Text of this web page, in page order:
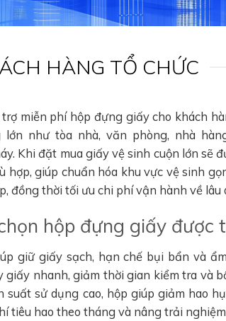
HÀNG TỔ CHỨC
miễn phí hộp đựng giấy cho khách
lớn như tòa nhà, văn phòng, nhà
Khi đặt mua giấy vệ sinh cuộn lớn sẽ
hợp, giúp chuẩn hóa khu vực vệ sinh
đồng thời tối ưu chi phí vận hành về lâu
hộp đựng giấy được
giữ giấy sạch, hạn chế bụi bẩn và
giấy nhanh, giảm thời gian kiểm tra và
suất sử dụng cao, hộp giúp giảm hao
tiêu hao theo tháng và nâng trải